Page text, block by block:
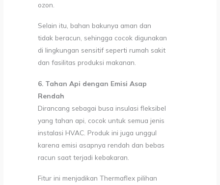
ozon.
Selain itu, bahan bakunya aman dan
tidak beracun, sehingga cocok digunakan
di lingkungan sensitif seperti rumah sakit
dan fasilitas produksi makanan.
6. Tahan Api dengan Emisi Asap
Rendah
Dirancang sebagai busa insulasi fleksibel
yang tahan api, cocok untuk semua jenis
instalasi HVAC. Produk ini juga unggul
karena emisi asapnya rendah dan bebas
racun saat terjadi kebakaran.
Fitur ini menjadikan Thermaflex pilihan